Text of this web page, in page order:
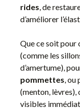
rides, de
d’améliorer
Que ce soit pour
(comme les
d’amertume),
pommettes, ou
(menton,
visibles